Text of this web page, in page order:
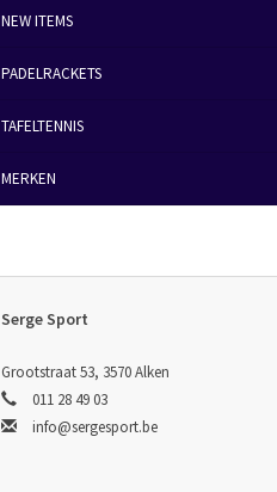
NEW ITEMS
PADELRACKETS
TAFELTENNIS
MERKEN
Serge Sport
Grootstraat 53, 3570 Alken
011 28 49 03
info@sergesport.be